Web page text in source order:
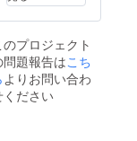
けます
様お願
ます。
2023年
12月か
らオン
ライン
のプロジェクト
問題報告はこち
よりお問い合わ
ください